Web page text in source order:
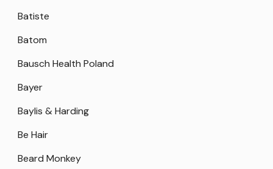
Batiste
Batom
Bausch Health Poland
Bayer
Baylis & Harding
Be Hair
Beard Monkey